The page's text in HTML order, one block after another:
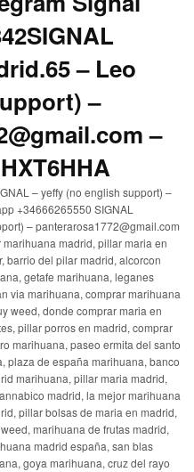
– Leo
–
–
– yeffy (no english support) –
+34666265550 SIGNAL
– panterarosa1772@gmail.com
madrid, pillar maria en
barrio del pilar madrid, alcorcon
getafe marihuana, leganes
via marihuana, comprar marihuana
weed, donde comprar maria en
pillar porros en madrid, comprar
marihuana, paseo ermita del santo
plaza de españa marihuana, banco
marihuana, pillar maria madrid,
madrid, la mejor marihuana
pillar bolsas de maria en madrid,
marihuana de frutas madrid,
madrid españa, san blas
goya marihuana, cruz del rayo